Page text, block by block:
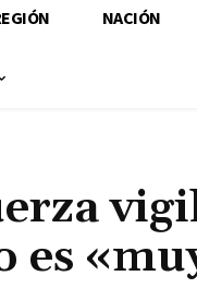
NACIÓN
es